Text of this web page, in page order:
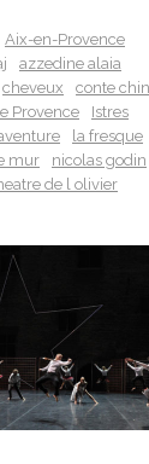
Aix-en-Provence
azzedine alaia
cheveux conte
Provence
Istres
la fresque
mur
nicolas godin
de l olivier